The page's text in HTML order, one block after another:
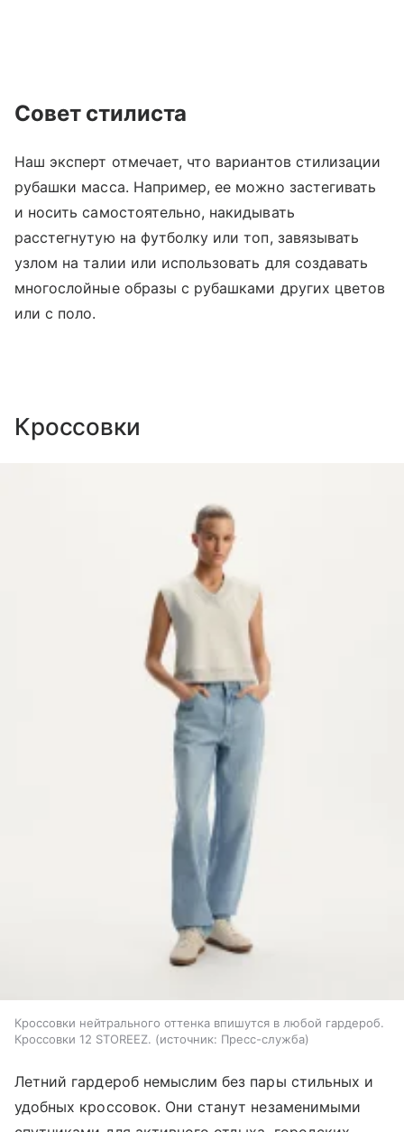
Совет стилиста
Наш эксперт отмечает, что вариантов стилизации
рубашки масса. Например, ее можно застегивать
и носить самостоятельно, накидывать
расстегнутую на футболку или топ, завязывать
узлом на талии или использовать для создавать
многослойные образы с рубашками других цветов
или с поло.
Кроссовки
Кроссовки нейтрального оттенка впишутся в любой гардероб.
Кроссовки 12 STOREEZ.
источник: Пресс-служба
Летний гардероб немыслим без пары стильных и
удобных кроссовок. Они станут незаменимыми